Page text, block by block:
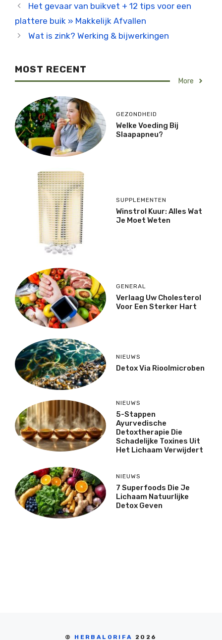
Het gevaar van buikvet + 12 tips voor een
plattere buik » Makkelijk Afvallen
Wat is zink? Werking & bijwerkingen
MOST RECENT
More
GEZONDHEID
Welke Voeding Bij
Slaapapneu?
SUPPLEMENTEN
Winstrol Kuur: Alles Wat
Je Moet Weten
GENERAL
Verlaag Uw Cholesterol
Voor Een Sterker Hart
NIEUWS
Detox Via Rioolmicroben
NIEUWS
5-Stappen
Ayurvedische
Detoxtherapie Die
Schadelijke Toxines Uit
Het Lichaam Verwijdert
NIEUWS
7 Superfoods Die Je
Lichaam Natuurlijke
Detox Geven
© HERBALORIFA 2026